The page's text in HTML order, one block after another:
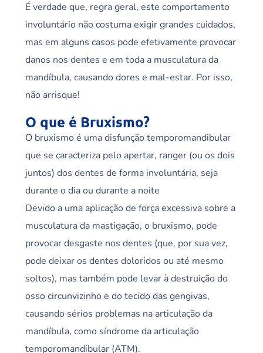
É verdade que, regra geral, este comportamento
involuntário não costuma exigir grandes cuidados,
mas em alguns casos pode efetivamente provocar
danos nos dentes e em toda a musculatura da
mandíbula, causando dores e mal-estar. Por isso,
não arrisque!
O que é Bruxismo?
O bruxismo é uma disfunção temporomandibular
que se caracteriza pelo apertar, ranger (ou os dois
juntos) dos dentes de forma involuntária, seja
durante o dia ou durante a noite
Devido a uma aplicação de força excessiva sobre a
musculatura da mastigação, o bruxismo, pode
provocar desgaste nos dentes (que, por sua vez,
pode deixar os dentes doloridos ou até mesmo
soltos), mas também pode levar à destruição do
osso circunvizinho e do tecido das gengivas,
causando sérios problemas na articulação da
mandíbula, como síndrome da articulação
temporomandibular (ATM).